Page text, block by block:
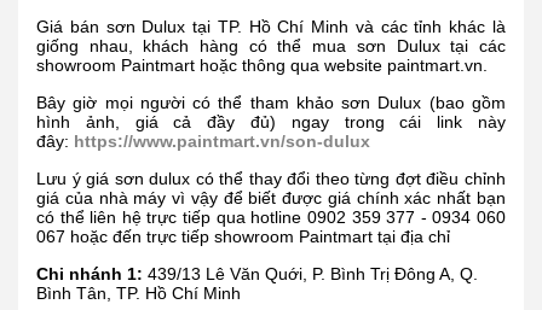
Giá bán sơn Dulux tại TP. Hồ Chí Minh và các tỉnh khác là
giống nhau, khách hàng có thể mua sơn Dulux tại các
showroom Paintmart hoặc thông qua website paintmart.vn.
Bây giờ mọi người có thể tham khảo sơn Dulux (bao gồm
hình ảnh, giá cả đầy đủ) ngay trong cái link này
đây: https://www.paintmart.vn/son-dulux
Lưu ý giá sơn dulux có thể thay đổi theo từng đợt điều chỉnh
giá của nhà máy vì vậy để biết được giá chính xác nhất bạn
có thể liên hệ trực tiếp qua hotline 0902 359 377 - 0934 060
067 hoặc đến trực tiếp showroom Paintmart tại địa chỉ
Chi nhánh 1: 439/13 Lê Văn Quới, P. Bình Trị Đông A, Q.
Bình Tân, TP. Hồ Chí Minh